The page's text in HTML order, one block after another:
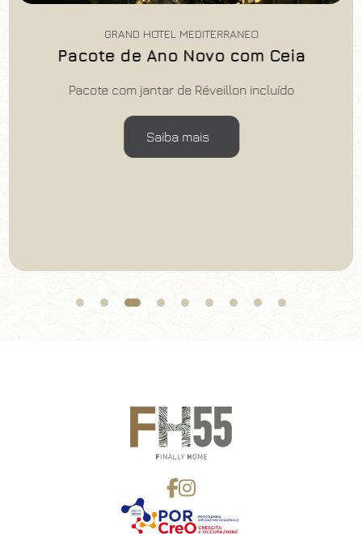
GRAND HOTEL MEDITERRANEO
Pacote de Ano Novo com Ceia
Pacote com jantar de Réveillon incluído
Saiba mais